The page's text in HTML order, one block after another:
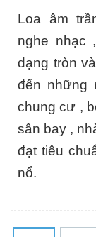
Loa âm
nghe nhạc
dạng tròn
đến những
chung cư ,
sân bay ,
đạt tiêu
nổ.